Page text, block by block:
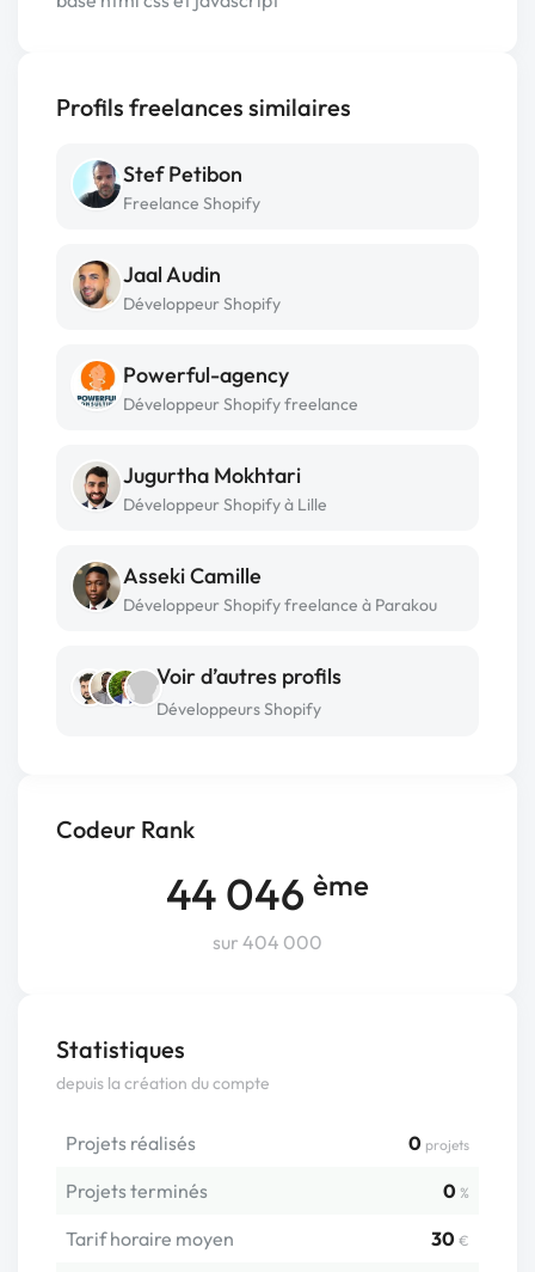
Codeur Rank
44 046 ème
sur 404 000
Statistiques
depuis la création du compte
Projets réalisés 0 projets
Projets terminés 0 %
Tarif horaire moyen 30 €
Profils freelances similaires
Stef Petibon
Freelance Shopify
Jaal Audin
Développeur Shopify
Powerful-agency
Développeur Shopify freelance
Jugurtha Mokhtari
Développeur Shopify à Lille
Asseki Camille
Développeur Shopify freelance à Parakou
Voir d’autres profils
Développeurs Shopify